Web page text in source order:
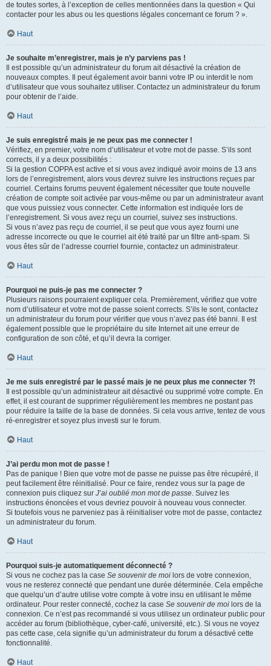
de toutes sortes, à l’exception de celles mentionnées dans la question « Qui
contacter pour les abus ou les questions légales concernant ce forum ? ».
Haut
Je souhaite m’enregistrer, mais je n’y parviens pas !
Il est possible qu’un administrateur du forum ait désactivé la création de
nouveaux comptes. Il peut également avoir banni votre IP ou interdit le nom
d’utilisateur que vous souhaitez utiliser. Contactez un administrateur du forum
pour obtenir de l’aide.
Haut
Je suis enregistré mais je ne peux pas me connecter !
Vérifiez, en premier, votre nom d’utilisateur et votre mot de passe. S’ils sont
corrects, il y a deux possibilités :
Si la gestion COPPA est active et si vous avez indiqué avoir moins de 13 ans
lors de l’enregistrement, alors vous devrez suivre les instructions reçues par
courriel. Certains forums peuvent également nécessiter que toute nouvelle
création de compte soit activée par vous-même ou par un administrateur avant
que vous puissiez vous connecter. Cette information est indiquée lors de
l’enregistrement. Si vous avez reçu un courriel, suivez ses instructions.
Si vous n’avez pas reçu de courriel, il se peut que vous ayez fourni une
adresse incorrecte ou que le courriel ait été traité par un filtre anti-spam. Si
vous êtes sûr de l’adresse courriel fournie, contactez un administrateur.
Haut
Pourquoi ne puis-je pas me connecter ?
Plusieurs raisons pourraient expliquer cela. Premièrement, vérifiez que votre
nom d’utilisateur et votre mot de passe soient corrects. S’ils le sont, contactez
un administrateur du forum pour vérifier que vous n’avez pas été banni. Il est
également possible que le propriétaire du site Internet ait une erreur de
configuration de son côté, et qu’il devra la corriger.
Haut
Je me suis enregistré par le passé mais je ne peux plus me connecter ?!
Il est possible qu’un administrateur ait désactivé ou supprimé votre compte. En
effet, il est courant de supprimer régulièrement les membres ne postant pas
pour réduire la taille de la base de données. Si cela vous arrive, tentez de vous
ré-enregistrer et soyez plus investi sur le forum.
Haut
J’ai perdu mon mot de passe !
Pas de panique ! Bien que votre mot de passe ne puisse pas être récupéré, il
peut facilement être réinitialisé. Pour ce faire, rendez vous sur la page de
connexion puis cliquez sur J’ai oublié mon mot de passe. Suivez les
instructions énoncées et vous devriez pouvoir à nouveau vous connecter.
Si toutefois vous ne parveniez pas à réinitialiser votre mot de passe, contactez
un administrateur du forum.
Haut
Pourquoi suis-je automatiquement déconnecté ?
Si vous ne cochez pas la case Se souvenir de moi lors de votre connexion,
vous ne resterez connecté que pendant une durée déterminée. Cela empêche
que quelqu’un d’autre utilise votre compte à votre insu en utilisant le même
ordinateur. Pour rester connecté, cochez la case Se souvenir de moi lors de la
connexion. Ce n’est pas recommandé si vous utilisez un ordinateur public pour
accéder au forum (bibliothèque, cyber-café, université, etc.). Si vous ne voyez
pas cette case, cela signifie qu’un administrateur du forum a désactivé cette
fonctionnalité.
Haut